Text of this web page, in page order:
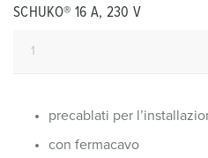
SCHUKO® 16 A, 230 V
precablati per
con fermacavo